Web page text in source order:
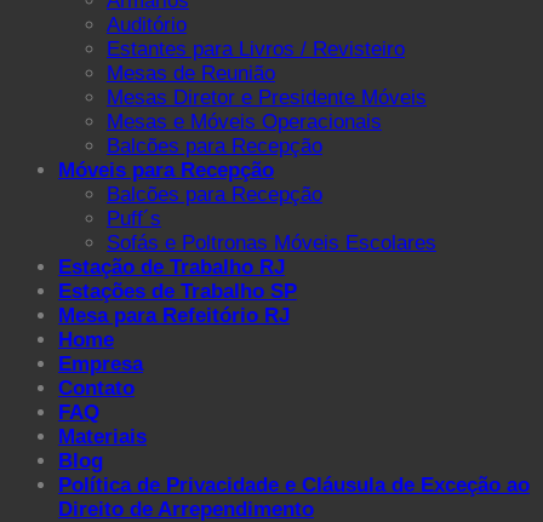
Auditório
Estantes para Livros / Revisteiro
Mesas de Reunião
Mesas Diretor e Presidente Móveis
Mesas e Móveis Operacionais
Balcões para Recepção
Móveis para Recepção
Balcões para Recepção
Puff´s
Sofás e Poltronas Móveis Escolares
Estação de Trabalho RJ
Estações de Trabalho SP
Mesa para Refeitório RJ
Home
Empresa
Contato
FAQ
Materiais
Blog
Política de Privacidade e Cláusula de Exceção ao
Direito de Arrependimento